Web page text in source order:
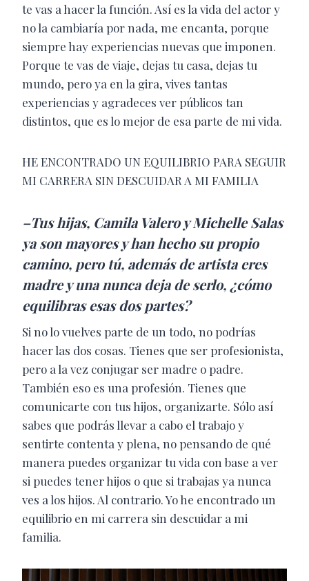
te vas a hacer la función. Así es la vida del actor y
no la cambiaría por nada, me encanta, porque
siempre hay experiencias nuevas que imponen.
Porque te vas de viaje, dejas tu casa, dejas tu
mundo, pero ya en la gira, vives tantas
experiencias y agradeces ver públicos tan
distintos, que es lo mejor de esa parte de mi vida.
HE ENCONTRADO UN EQUILIBRIO PARA SEGUIR
MI CARRERA SIN DESCUIDAR A MI FAMILIA
–Tus hijas, Camila Valero y Michelle Salas
ya son mayores y han hecho su propio
camino, pero tú, además de artista eres
madre y una nunca deja de serlo, ¿cómo
equilibras esas dos partes?
Si no lo vuelves parte de un todo, no podrías
hacer las dos cosas. Tienes que ser profesionista,
pero a la vez conjugar ser madre o padre.
También eso es una profesión. Tienes que
comunicarte con tus hijos, organizarte. Sólo así
sabes que podrás llevar a cabo el trabajo y
sentirte contenta y plena, no pensando de qué
manera puedes organizar tu vida con base a ver
si puedes tener hijos o que si trabajas ya nunca
ves a los hijos. Al contrario. Yo he encontrado un
equilibrio en mi carrera sin descuidar a mi
familia.